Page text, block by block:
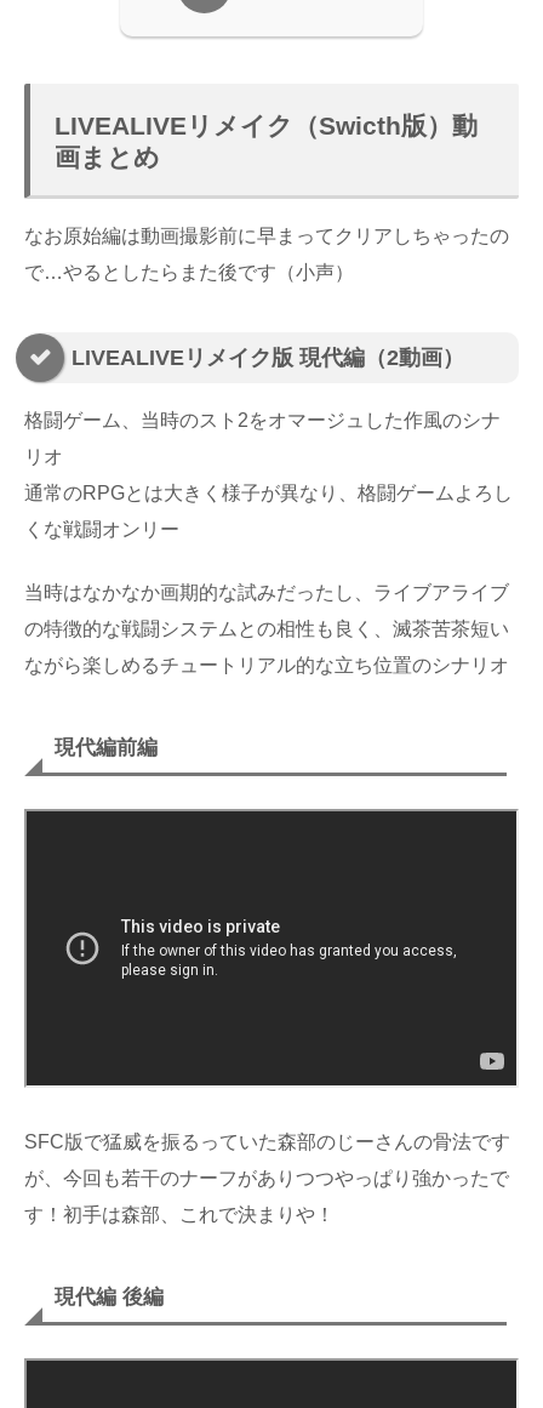
LIVEALIVEリメイク（Swicth版）動
画まとめ
なお原始編は動画撮影前に早まってクリアしちゃったの
で…やるとしたらまた後です（小声）
LIVEALIVEリメイク版 現代編（2動画）
格闘ゲーム、当時のスト2をオマージュした作風のシナ
リオ
通常のRPGとは大きく様子が異なり、格闘ゲームよろし
くな戦闘オンリー
当時はなかなか画期的な試みだったし、ライブアライブ
の特徴的な戦闘システムとの相性も良く、滅茶苦茶短い
ながら楽しめるチュートリアル的な立ち位置のシナリオ
現代編前編
SFC版で猛威を振るっていた森部のじーさんの骨法です
が、今回も若干のナーフがありつつやっぱり強かったで
す！初手は森部、これで決まりや！
現代編 後編